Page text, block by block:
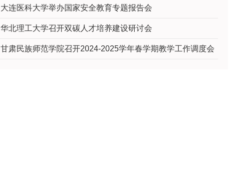
大连医科大学举办国家安全教育专题报告会
华北理工大学召开双碳人才培养建设研讨会
甘肃民族师范学院召开2024-2025学年春学期教学工作调度会